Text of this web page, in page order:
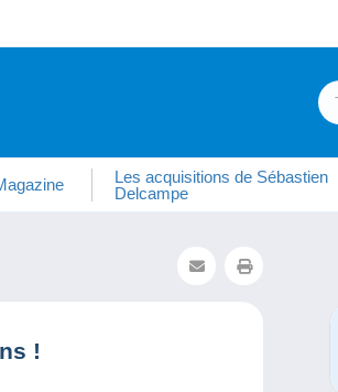
Les acquisitions de Sébastien
Delcampe
!